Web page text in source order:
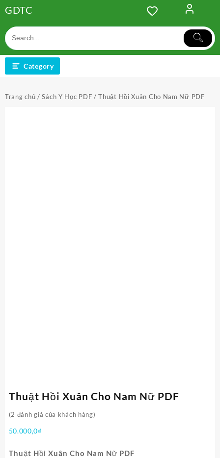
to
content
GDTC
Category
Trang chủ /Sách Y Học PDF / Thuật Hồi Xuân Cho Nam Nữ PDF
Thuật Hồi Xuân Cho Nam Nữ PDF
(2 đánh giá của khách hàng)
50.000,0₫
Thuật Hồi Xuân Cho Nam Nữ PDF